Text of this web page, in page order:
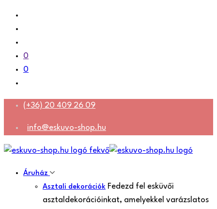
0
0
(+36) 20 409 26 09
info@eskuvo-shop.hu
Áruház
Asztali dekorációk Fedezd fel esküvői
asztaldekorációinkat, amelyekkel varázslatos